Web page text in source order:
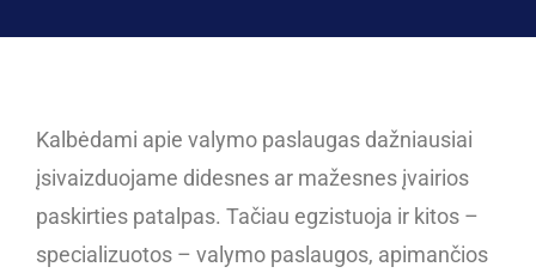
Kalbėdami apie valymo paslaugas dažniausiai
įsivaizduojame didesnes ar mažesnes įvairios
paskirties patalpas. Tačiau egzistuoja ir kitos –
specializuotos – valymo paslaugos, apimančios